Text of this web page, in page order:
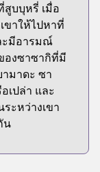
สูบบุหรี่ เมื่อ
ขาให้ไปหาที่
ะมีอารมณ์
องซาซากิที่มี
มาดะ ซา
เปล่า และ
ะหว่างเขา
น